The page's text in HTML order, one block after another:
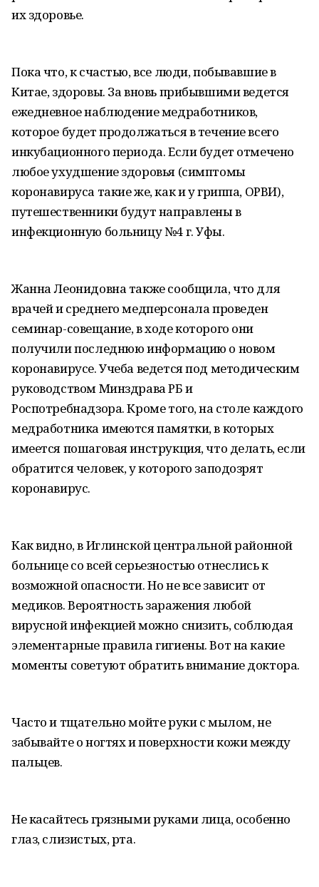
их здоровье.
Пока что, к счастью, все люди, побывавшие в
Китае, здоровы. За вновь прибывшими ведется
ежедневное наблюдение медработников,
которое будет продолжаться в течение всего
инкубационного периода. Если будет отмечено
любое ухудшение здоровья (симптомы
коронавируса такие же, как и у гриппа, ОРВИ),
путешественники будут направлены в
инфекционную больницу №4 г. Уфы.
Жанна Леонидовна также сообщила, что для
врачей и среднего медперсонала проведен
семинар-совещание, в ходе которого они
получили последнюю информацию о новом
коронавирусе. Учеба ведется под методическим
руководством Минздрава РБ и
Роспотребнадзора. Кроме того, на столе каждого
медработника имеются памятки, в которых
имеется пошаговая инструкция, что делать, если
обратится человек, у которого заподозрят
коронавирус.
Как видно, в Иглинской центральной районной
больнице со всей серьезностью отнеслись к
возможной опасности. Но не все зависит от
медиков. Вероятность заражения любой
вирусной инфекцией можно снизить, соблюдая
элементарные правила гигиены. Вот на какие
моменты советуют обратить внимание доктора.
Часто и тщательно мойте руки с мылом, не
забывайте о ногтях и поверхности кожи между
пальцев.
Не касайтесь грязными руками лица, особенно
глаз, слизистых, рта.